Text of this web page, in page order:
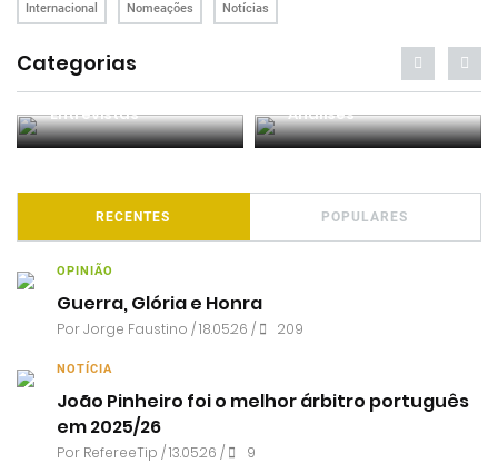
Internacional Nomeações Notícias
Categorias
Entrevistas Análises
RECENTES POPULARES
OPINIÃO
Guerra, Glória e Honra
PorJorge Faustino / 18.05.26 / 209
NOTÍCIA
João Pinheiro foi o melhor árbitro português
em 2025/26
Por RefereeTip / 13.05.26 / 9